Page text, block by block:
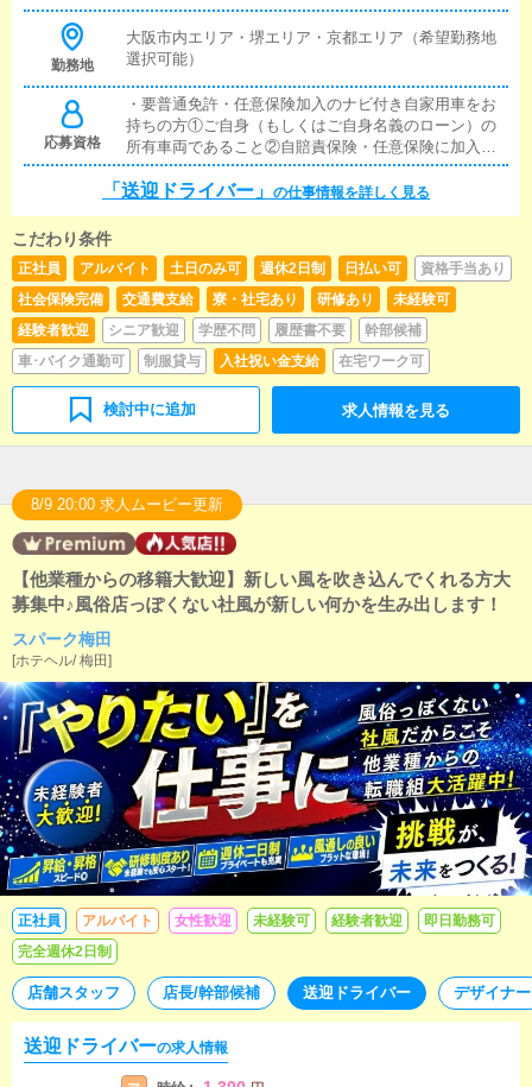
けますので、ドライバー経験は不問です。
勤務地
大阪市内エリア・堺エリア・京都エリア（希望勤務地
選択可能）
応募資格
・要普通免許・任意保険加入のナビ付き自家用車をお
持ちの方①ご自身（もしくはご自身名義のローン）の
所有車両であること②自賠責保険・任意保険に加入し
ていることこちらがクリアできれば誰でも大歓迎で
す！現在「神戸エリア」「堺エリア」のみドライバー
「送迎ドライバー」 の仕事情報を詳しく見る
こだわり条件
正社員 アルバイト 土日のみ可 週休2日制 日払い可
資格手当あり
社会保険完備
交通費支給 寮・社宅あり 研修あり
未経験可
経験者歓迎
シニア歓迎 学歴不問 履歴書不要
幹部候補
車･バイク通勤可
制服貸与 入社祝い金支給 在宅ワーク可
検討中に追加 求人情報を見る
8/9 20:00 求人ムービー更新
【他業種からの移籍大歓迎】新しい風を吹き込んでくれる方大
募集中♪風俗店っぽくない社風が新しい何かを生み出します！
スパーク梅田
[ホテヘル/梅田]
正社員 アルバイト 女性歓迎 未経験可 経験者歓迎
即日勤務可
完全週休2日制
店舗スタッフ 店長/幹部候補 送迎ドライバー デザイナー
送迎ドライバーの求人情報